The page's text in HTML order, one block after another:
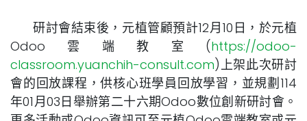
研討會結束後，元植管顧預計12月10日，於元植
Odoo雲端教室(https://odoo-
classroom.yuanchih-consult.com)上架此次研討
會的回放課程，供核心班學員回放學習，並規劃114
年01月03日舉辦第二十六期Odoo數位創新研討會。